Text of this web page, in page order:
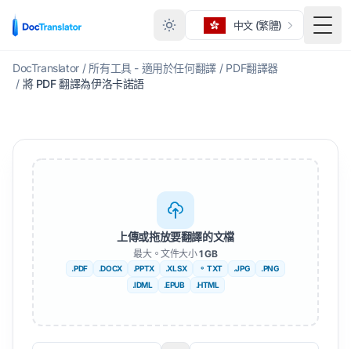
中文 (繁體)
切換
DocTranslator / 所有工具 - 適用於任何翻譯 / PDF翻譯器
/ 將 PDF 翻譯為伊洛卡諾語
上傳或拖放要翻譯的文檔
最大。文件大小1 GB
.PDF .DOCX .PPTX .XLSX 。 TXT .JPG
.PNG
.IDML
.EPUB .HTML